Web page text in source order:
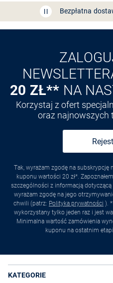
Przedłużenie
Odkryj
20 ZŁ** NA
Korzystaj z ofert
oraz najnowszych
Tak, wyrażam zgodę na subskrypcję
kuponu wartości 20 zł*.
szczególności z informacją
wyrażam zgodę na jego
chwili (patrz: Polityka prywatności ).
wykorzystany tylko jeden raz i jest
Minimalna wartość zamówienia
kuponu na ostatnim
KATEGORIE